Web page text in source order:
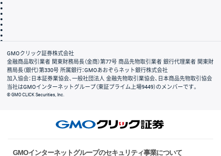
会社案内
GMOクリック証券株式会社
金融商品取引業者 関東財務局長（金商）第77号 商品先物取引業者 銀行代理業者 関東財
務局長（銀代）第330号 所属銀行：GMOあおぞらネット銀行株式会社
加入協会：日本証券業協会、一般社団法人 金融先物取引業協会、日本商品先物取引協会
当社はGMOインターネットグループ（東証プライム上場9449）のメンバーです。
© GMO CLICK Securities, Inc.
GMOインターネットグループのセキュリティ事業について